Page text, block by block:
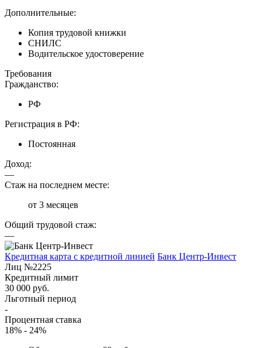
Дополнительные:
Копия трудовой книжки
СНИЛС
Водительское удостоверение
Требования
Гражданство:
РФ
Регистрация в РФ:
Постоянная
Доход:
—
Стаж на последнем месте:
от 3 месяцев
Общий трудовой стаж:
—
Кредитная карта с кредитной линией Банк Центр-Инвест
Лиц №2225
Кредитный лимит
30 000 руб.
Льготный период
-
Процентная ставка
18% - 24%